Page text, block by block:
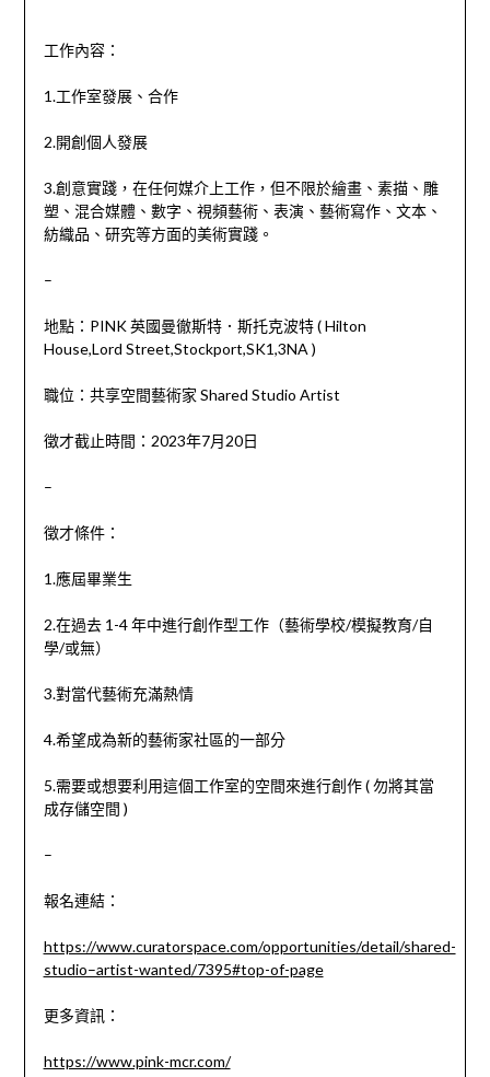
工作內容：
1.工作室發展、合作
2.開創個人發展
3.創意實踐，在任何媒介上工作，但不限於繪畫、素描、雕
塑、混合媒體、數字、視頻藝術、表演、藝術寫作、文本、
紡織品、研究等方面的美術實踐。
–
地點：PINK 英國曼徹斯特．斯托克波特 ( Hilton
House,Lord Street,Stockport,SK1,3NA )
職位：共享空間藝術家 Shared Studio Artist
徵才截止時間：2023年7月20日
–
徵才條件：
1.應屆畢業生
2.在過去 1-4 年中進行創作型工作（藝術學校/模擬教育/自
學/或無）
3.對當代藝術充滿熱情
4.希望成為新的藝術家社區的一部分
5.需要或想要利用這個工作室的空間來進行創作 ( 勿將其當
成存儲空間 )
–
報名連結：
https://www.curatorspace.com/opportunities/detail/shared-
studio–artist-wanted/7395#top-of-page
更多資訊：
https://www.pink-mcr.com/